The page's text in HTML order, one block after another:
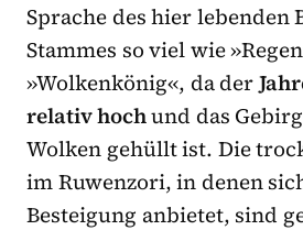
Sprache des hier lebenden
Stammes so viel wie
»Wolkenkönig«, da der
relativ hochund das
Wolken gehüllt ist. Die
im Ruwenzori, in denen
Besteigung anbietet, sind